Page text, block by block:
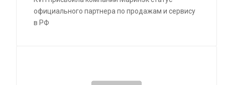
официального партнера по продажам и сервису
в РФ